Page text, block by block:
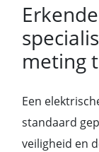
meting
Een
standaard
veiligheid en